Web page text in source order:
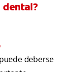
dental?
deberse